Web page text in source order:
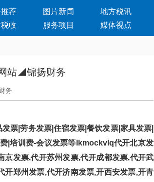
荐 图片新闻 地方税讯
收 服务项目 媒体视点
站◢锦扬财务
务
票|劳务发票|住宿发票|餐饮发票|家具发票|
|培训费-会议发票等lkmockvlq代开北京发
京发票,代开苏州发票,代开成都发票,代开武
开郑州发票,代开济南发票,开西安发票,开青